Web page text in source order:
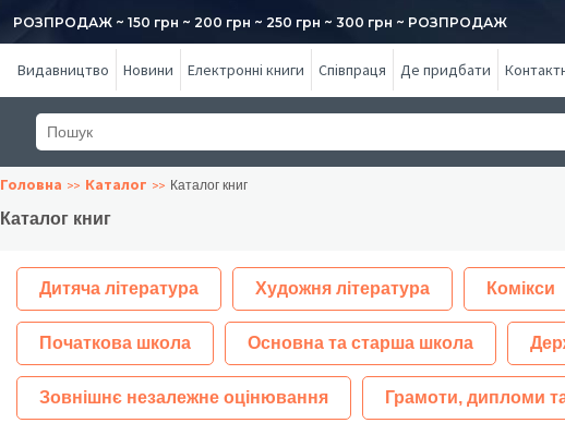
РОЗПРОДАЖ ~ 150 грн ~ 200 грн ~ 250 грн ~ 300 грн ~ РОЗПРОДАЖ
Видавництво Новини Електронні книги Співпраця Де придбати
Головна Каталог Каталог книг
Каталог книг
Дитяча література Художня література Комікси
Початкова школа Основна та старша школа
Зовнішнє незалежне оцінювання Грамоти, дипломи